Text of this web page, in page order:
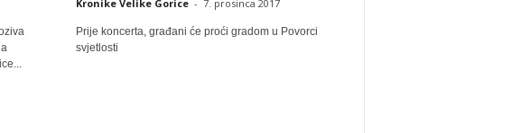
Kronike Velike Gorice - 7. prosinca 2017
Prije koncerta, građani će proći gradom u Povorci
svjetlosti